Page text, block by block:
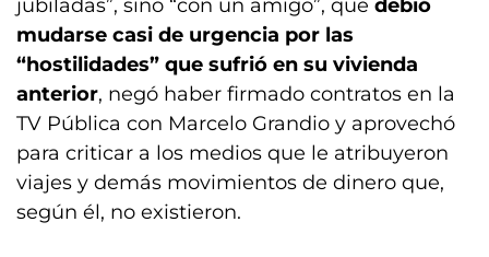
jubiladas”, sino “con un amigo”, que debió
mudarse casi de urgencia por las
“hostilidades” que sufrió en su vivienda
anterior, negó haber firmado contratos en la
TV Pública con Marcelo Grandio y aprovechó
para criticar a los medios que le atribuyeron
viajes y demás movimientos de dinero que,
según él, no existieron.